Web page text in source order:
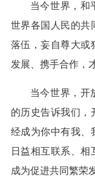
当今世界，和
世界各国人民的共
落伍，妄自尊大或
发展、携手合作，
当今世界，开
的历史告诉我们，
经成为你中有我、
日益相互联系、
成为促进共同繁荣